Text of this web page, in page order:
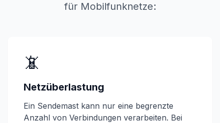
für Mobilfunknetze:
📵
Netzüberlastung
Ein Sendemast kann nur eine begrenzte
Anzahl von Verbindungen verarbeiten. Bei